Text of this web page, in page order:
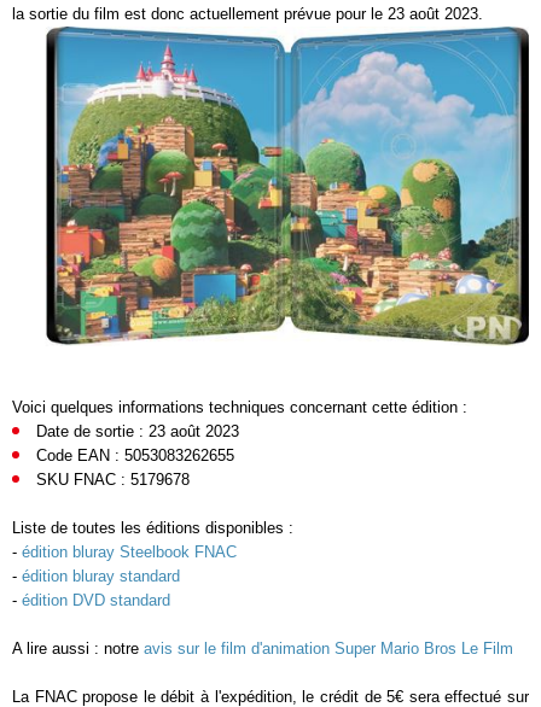
la sortie du film est donc actuellement prévue pour le 23 août 2023.
Voici quelques informations techniques concernant cette édition :
Date de sortie : 23 août 2023
Code EAN : 5053083262655
SKU FNAC : 5179678
Liste de toutes les éditions disponibles :
- édition bluray Steelbook FNAC
- édition bluray standard
- édition DVD standard
A lire aussi : notre avis sur le film d'animation Super Mario Bros Le Film
La FNAC propose le débit à l'expédition, le crédit de 5€ sera effectué sur